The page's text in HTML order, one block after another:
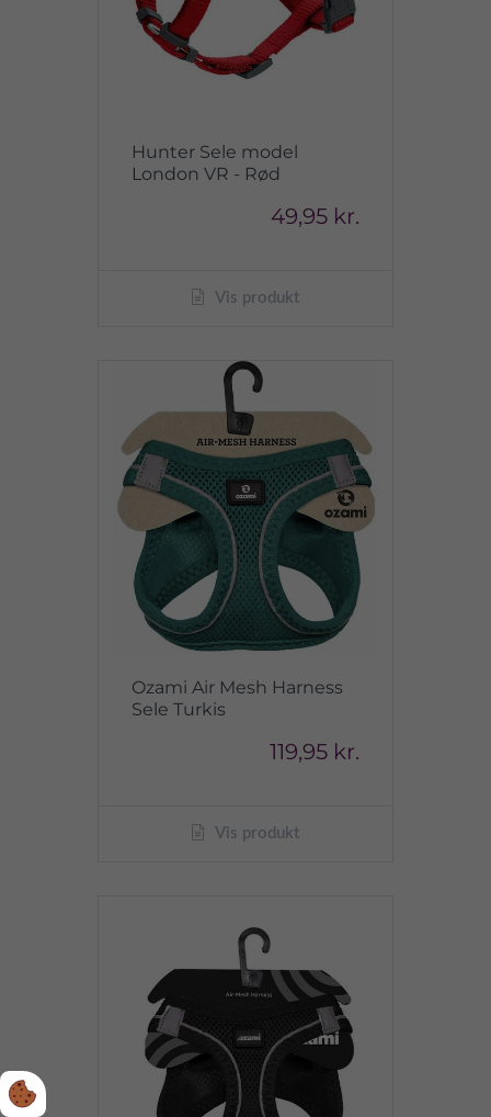
Hunter Sele model
London VR - Rød
49,95 kr.
Vis produkt
Ozami Air Mesh Harness
Sele Turkis
119,95 kr.
Vis produkt